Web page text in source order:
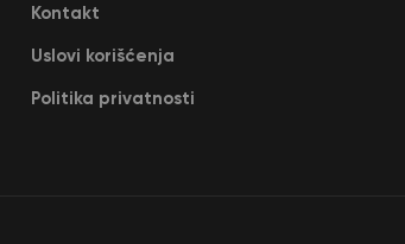
Kontakt
Uslovi korišćenja
Politika privatnosti